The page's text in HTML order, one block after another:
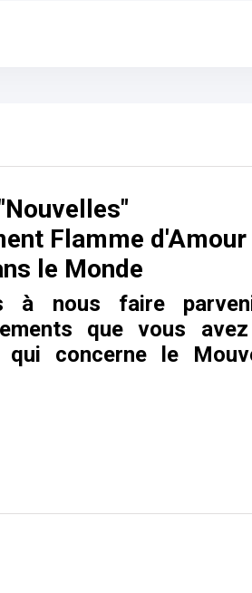
Flamme d'Amour
le Monde
à nous faire
que vous
concerne le